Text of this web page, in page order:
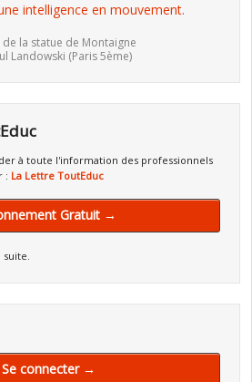
intelligence en mouvement.
la statue de Montaigne
Landowski (Paris 5ème)
à toute l'information des professionnels
: La Lettre ToutEduc
Gratuit →
suite.
Se connecter →